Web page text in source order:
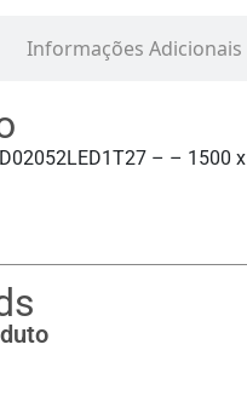
Informações Adicionais
– – 1500 x